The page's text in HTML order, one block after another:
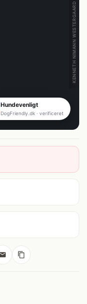
Hundevenligt
DogFriendly.dk · verificeret
KENNETH NIMANN WESTERGAARD